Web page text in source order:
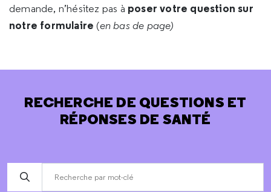
demande, n’hésitez pas à poser votre question sur
notre formulaire (en bas de page)
RECHERCHE DE QUESTIONS ET
RÉPONSES DE SANTÉ